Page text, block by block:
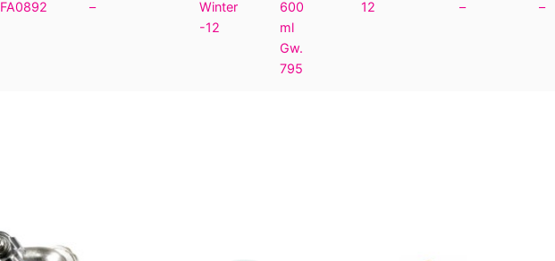
FA0892 –
Winter
-12
600
ml
Gw.
795
12 – –